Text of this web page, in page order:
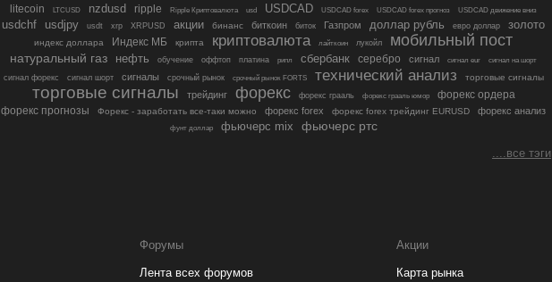
litecoin
LTCUSD nzdusd ripple Ripple Криптовалюта usd USDCAD USDCAD forex USDCAD forex прогноз USDCAD движение вниз
usdchf usdjpy usdt xrp XRPUSD акции бинанс биткоин биток Газпром доллар рубль евро доллар золото
индекс доллара Индекс МБ крипта криптовалюта лайткоин лукойл мобильный пост
натуральный газ нефть обучение оффтоп платина рипл сбербанк серебро сигнал сигнал eur сигнал на шорт
сигнал форекс сигнал шорт сигналы срочный рынок срочный рынок FORTS технический анализ торговые сигналы
торговые сигналы трейдинг форекс форекс грааль форекс грааль юмор
форекс ордера
форекс прогнозы
Форекс - заработать все-таки можно форекс forex форекс forex трейдинг EURUSD форекс анализ
фунт доллар фьючерс mix фьючерс ртс
....все тэги
Форумы
Лента всех форумов
Акции
Карта рынка